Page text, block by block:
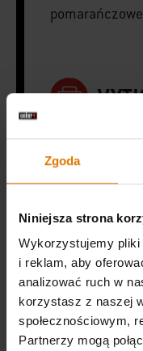
Zgoda
Niniejsza strona
Wykorzystujemy
i reklam, aby
analizować ruch w
korzystasz z naszej
społecznościowym,
Partnerzy mogą
Kociołek
holenderski